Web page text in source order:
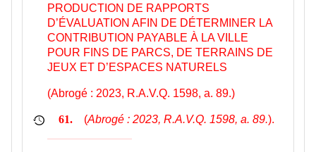
PRODUCTION DE RAPPORTS
D’ÉVALUATION AFIN DE DÉTERMINER LA
CONTRIBUTION PAYABLE À LA VILLE
POUR FINS DE PARCS, DE TERRAINS DE
JEUX ET D’ESPACES NATURELS
(Abrogé : 2023, R.A.V.Q. 1598, a. 89.)
61. (Abrogé : 2023, R.A.V.Q. 1598, a. 89.).